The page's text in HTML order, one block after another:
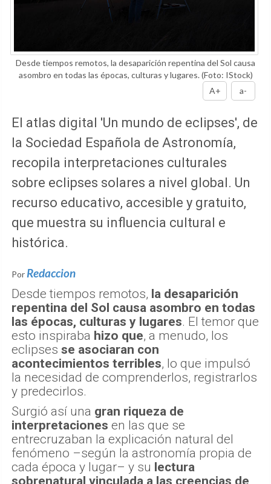
Desde tiempos remotos, la desaparición repentina del Sol causa
asombro en todas las épocas, culturas y lugares.(Foto: IStock)
A+
a-
El atlas digital 'Un mundo de eclipses', de
la Sociedad Española de Astronomía,
recopila interpretaciones culturales
sobre eclipses solares a nivel global. Un
recurso educativo, accesible y gratuito,
que muestra su influencia cultural e
histórica.
Por Redaccion
Desde tiempos remotos, la desaparición
repentina del Sol causa asombro en todas
las épocas, culturas y lugares. El temor que
esto inspiraba hizo que, a menudo, los
eclipses se asociaran con
acontecimientos terribles, lo que impulsó
la necesidad de comprenderlos, registrarlos
y predecirlos.
Surgió así una gran riqueza de
interpretaciones en las que se
entrecruzaban la explicación natural del
fenómeno –según la astronomía propia de
cada época y lugar– y su lectura
sobrenatural vinculada a las creencias de